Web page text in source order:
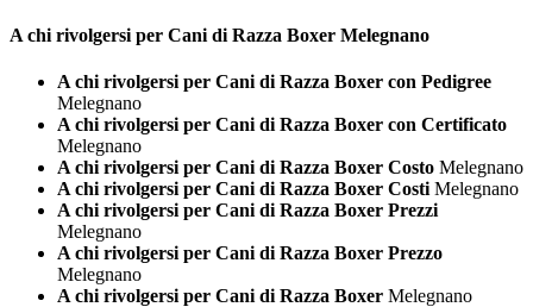
A chi rivolgersi per Cani di Razza Boxer Melegnano
A chi rivolgersi per Cani di Razza Boxer con Pedigree
Melegnano
A chi rivolgersi per Cani di Razza Boxer con Certificato
Melegnano
A chi rivolgersi per Cani di Razza Boxer Costo Melegnano
A chi rivolgersi per Cani di Razza Boxer Costi Melegnano
A chi rivolgersi per Cani di Razza Boxer Prezzi
Melegnano
A chi rivolgersi per Cani di Razza Boxer Prezzo
Melegnano
A chi rivolgersi per Cani di Razza Boxer Melegnano